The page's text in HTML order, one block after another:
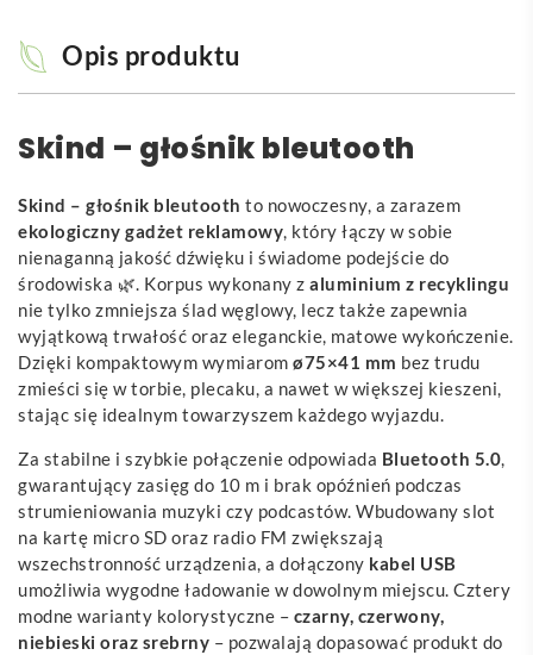
Opis produktu
Skind – głośnik bleutooth
Skind – głośnik bleutooth to nowoczesny, a zarazem
ekologiczny gadżet reklamowy, który łączy w sobie
nienaganną jakość dźwięku i świadome podejście do
środowiska 🌿. Korpus wykonany z aluminium z recyklingu
nie tylko zmniejsza ślad węglowy, lecz także zapewnia
wyjątkową trwałość oraz eleganckie, matowe wykończenie.
Dzięki kompaktowym wymiarom ø75×41 mm bez trudu
zmieści się w torbie, plecaku, a nawet w większej kieszeni,
stając się idealnym towarzyszem każdego wyjazdu.
Za stabilne i szybkie połączenie odpowiada Bluetooth 5.0,
gwarantujący zasięg do 10 m i brak opóźnień podczas
strumieniowania muzyki czy podcastów. Wbudowany slot
na kartę micro SD oraz radio FM zwiększają
wszechstronność urządzenia, a dołączony kabel USB
umożliwia wygodne ładowanie w dowolnym miejscu. Cztery
modne warianty kolorystyczne – czarny, czerwony,
niebieski oraz srebrny – pozwalają dopasować produkt do